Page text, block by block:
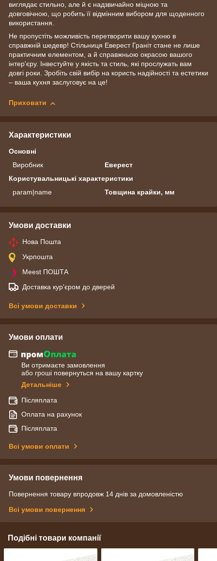
виглядає стильно, але й є надзвичайно міцною та
довговічною, що робить її відмінним вибором для щоденного
використання.
Не пропустіть можливість перетворити вашу кухню в
справжній шедевр! Стільниця Еверест Граніт стане не лише
практичним елементом, а й справжньою окрасою вашого
інтер'єру. Інвестуйте у якість та стиль, які прослужать вам
довгі роки. Зробіть свій вибір на користь надійності та естетики
– ваша кухня заслуговує на це!
Приховати
Характеристики
Основні
Виробник
Еверест
Користувальницькі характеристики
param|name
Товщина крайки, мм
Умови доставки
Нова Пошта
Укрпошта
Meest ПОШТА
Доставка кур'єром до дверей
Всі умови доставки
Умови оплати
Ви отримаєте замовлення
або гроші повернуться на вашу картку
Детальніше
Післяплата
Оплата на рахунок
Післяплата
Всі умови оплати
Умови повернення
Повернення товару впродовж 14 днів за домовленістю
Всі умови повернення
Подібні товари компанії